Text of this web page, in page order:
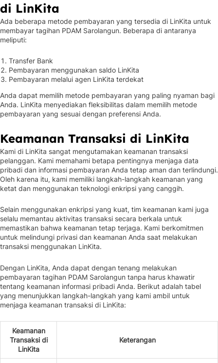
di LinKita
Ada beberapa metode pembayaran yang tersedia di LinKita untuk
membayar tagihan PDAM Sarolangun. Beberapa di antaranya
meliputi:
Transfer Bank
Pembayaran menggunakan saldo LinKita
Pembayaran melalui agen LinKita terdekat
Anda dapat memilih metode pembayaran yang paling nyaman bagi
Anda. LinKita menyediakan fleksibilitas dalam memilih metode
pembayaran yang sesuai dengan preferensi Anda.
Keamanan Transaksi di LinKita
Kami di LinKita sangat mengutamakan keamanan transaksi
pelanggan. Kami memahami betapa pentingnya menjaga data
pribadi dan informasi pembayaran Anda tetap aman dan terlindungi.
Oleh karena itu, kami memiliki langkah-langkah keamanan yang
ketat dan menggunakan teknologi enkripsi yang canggih.
Selain menggunakan enkripsi yang kuat, tim keamanan kami juga
selalu memantau aktivitas transaksi secara berkala untuk
memastikan bahwa keamanan tetap terjaga. Kami berkomitmen
untuk melindungi privasi dan keamanan Anda saat melakukan
transaksi menggunakan LinKita.
Dengan LinKita, Anda dapat dengan tenang melakukan
pembayaran tagihan PDAM Sarolangun tanpa harus khawatir
tentang keamanan informasi pribadi Anda. Berikut adalah tabel
yang menunjukkan langkah-langkah yang kami ambil untuk
menjaga keamanan transaksi di LinKita:
Keamanan
Transaksi di
LinKita
Keterangan